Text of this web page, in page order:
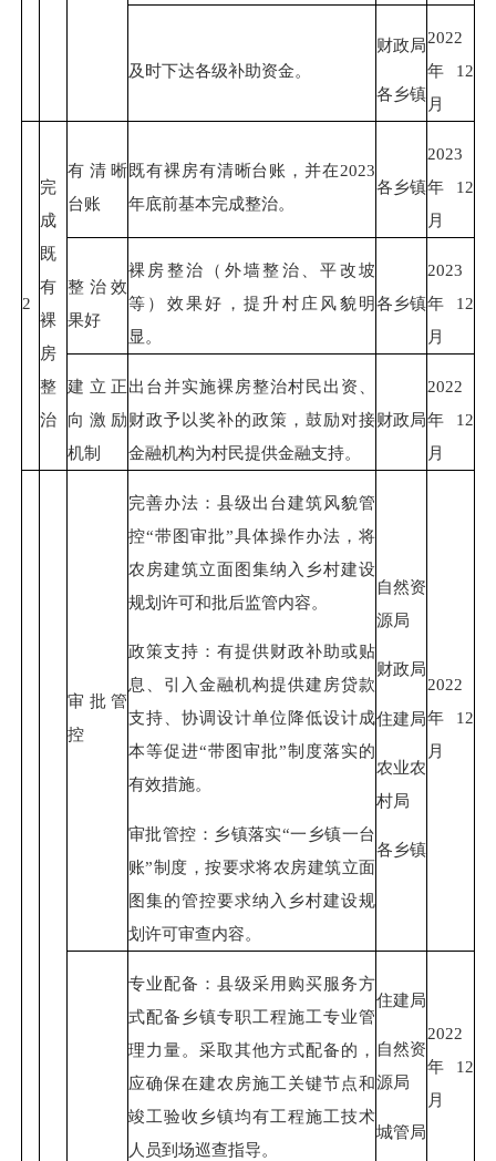
及时下达各级补助资金。
财政局
各乡镇
2022
年12
月
2
完
成
既
有
裸
房
整
治
有清晰
台账
既有裸房有清晰台账，并在2023
年底前基本完成整治。
各乡镇
2023
年12
月
整治效
果好
裸房整治（外墙整治、平改坡
等）效果好，提升村庄风貌明
显。
各乡镇
2023
年12
月
建立正
向激励
机制
出台并实施裸房整治村民出资、
财政予以奖补的政策，鼓励对接
金融机构为村民提供金融支持。
财政局
2022
年12
月
审批管
控
完善办法：县级出台建筑风貌管
控“带图审批”具体操作办法，将
农房建筑立面图集纳入乡村建设
规划许可和批后监管内容。
政策支持：有提供财政补助或贴
息、引入金融机构提供建房贷款
支持、协调设计单位降低设计成
本等促进“带图审批”制度落实的
有效措施。
审批管控：乡镇落实“一乡镇一台
账”制度，按要求将农房建筑立面
图集的管控要求纳入乡村建设规
划许可审查内容。
自然资
源局
财政局
住建局
农业农
村局
各乡镇
2022
年12
月
专业配备：县级采用购买服务方
式配备乡镇专职工程施工专业管
理力量。采取其他方式配备的，
应确保在建农房施工关键节点和
竣工验收乡镇均有工程施工技术
人员到场巡查指导。
住建局
自然资
源局
城管局
2022
年12
月